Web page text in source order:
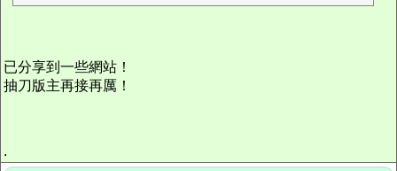
已分享到一些網站！
抽刀版主再接再厲！
.